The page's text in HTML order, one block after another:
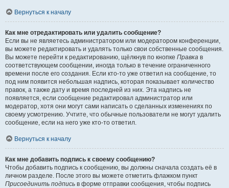
Вернуться к началу
Как мне отредактировать или удалить сообщение?
Если вы не являетесь администратором или модератором конференции,
вы можете редактировать и удалять только свои собственные сообщения.
Вы можете перейти к редактированию, щёлкнув по кнопке Правка в
соответствующем сообщении, иногда только в течение ограниченного
времени после его создания. Если кто-то уже ответил на сообщение, то
под ним появится небольшая надпись, которая показывает количество
правок, а также дату и время последней из них. Эта надпись не
появляется, если сообщение редактировал администратор или
модератор, хотя они могут сами написать о сделанных изменениях по
своему усмотрению. Учтите, что обычные пользователи не могут удалить
сообщение, если на него уже кто-то ответил.
Вернуться к началу
Как мне добавить подпись к своему сообщению?
Чтобы добавить подпись к сообщению, вы должны сначала создать её в
личном разделе. После этого вы можете отметить флажком пункт
Присоединить подпись в форме отправки сообщения, чтобы подпись